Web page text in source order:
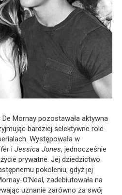
Mornay pozostawała aktywna
bardziej selektywne role
Występowała w
i Jessica Jones, jednocześnie
prywatne. Jej dziedzictwo
pokoleniu, gdyż jej
O’Neal, zadebiutowała na
uznanie zarówno za swój